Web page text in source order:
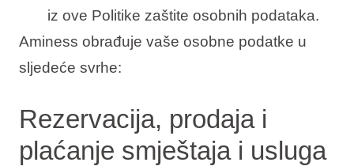
iz ove Politike zaštite osobnih podataka.
Aminess obrađuje vaše osobne podatke u
sljedeće svrhe:
Rezervacija, prodaja i
plaćanje smještaja i usluga